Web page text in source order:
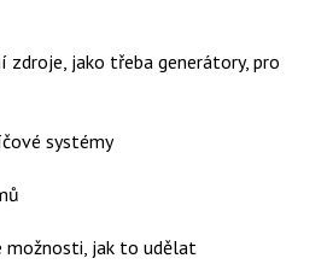
zdroje, jako třeba generátory, pro
systémy
možnosti, jak to udělat